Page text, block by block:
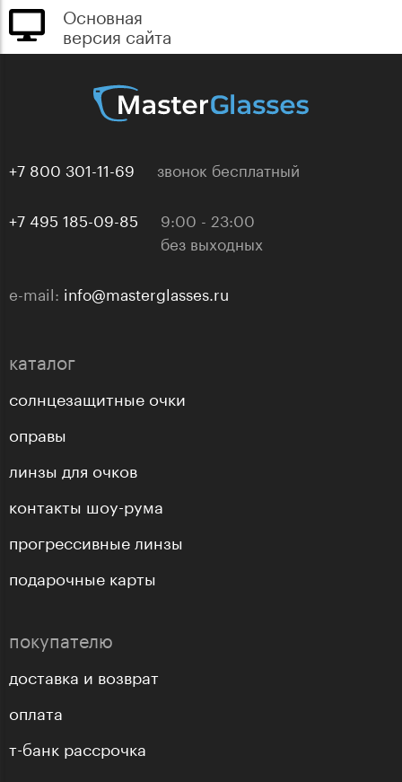
Основная
версия сайта
+7 800 301-11-69 звонок бесплатный
+7 495 185-09-85
9:00 - 23:00
без выходных
e-mail: info@masterglasses.ru
каталог
солнцезащитные очки
оправы
линзы для очков
контакты шоу-рума
прогрессивные линзы
подарочные карты
покупателю
доставка и возврат
оплата
т-банк рассрочка